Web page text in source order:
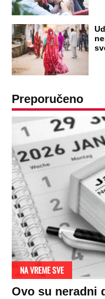
Preporučeno
NA VREME SVE
Ovo su neradni